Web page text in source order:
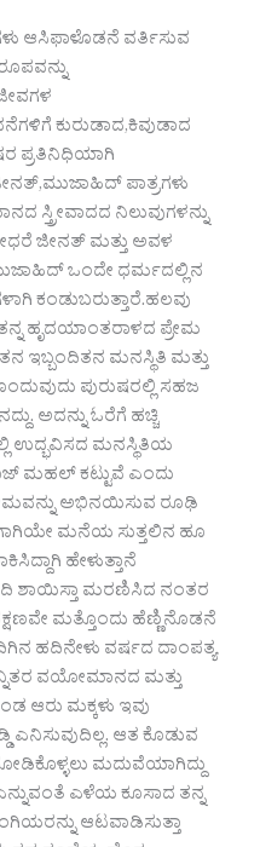
ಆಸಿಫಾಳೊಡನೆ ವರ್ತಿಸುವ
ಕುರುಡಾದ,ಕಿವುಡಾದ
ಪ್ರತಿನಿಧಿಯಾಗಿ
ಪಾತ್ರಗಳು
ಸ್ತ್ರೀವಾದದ ನಿಲುವುಗಳನ್ನು
ಜೀನತ್ ಮತ್ತು ಅವಳ
ಒಂದೇ ಧರ್ಮದಲ್ಲಿನ
ಕಂಡುಬರುತ್ತಾರೆ.ಹಲವು
ಹೃದಯಾಂತರಾಳದ ಪ್ರೇಮ
ಇಬ್ಬಂದಿತನ ಮನಸ್ಥಿತಿ ಮತ್ತು
ಪುರುಷರಲ್ಲಿ ಸಹಜ
ಅದನ್ನು ಓರೆಗೆ ಹಚ್ಚಿ
ಉದ್ಭವಿಸದ ಮನಸ್ಥಿತಿಯ
ಮಹಲ್ ಕಟ್ಟುವೆ ಎಂದು
ಅಭಿನಯಿಸುವ ರೂಢಿ
ಮನೆಯ ಸುತ್ತಲಿನ ಹೂ
ಹೇಳುತ್ತಾನೆ
ಶಾಯಿಸ್ತಾ ಮರಣಿಸಿದ ನಂತರ
ಮತ್ತೊಂದು ಹೆಣ್ಣಿನೊಡನೆ
ಹದಿನೇಳು ವರ್ಷದ ದಾಂಪತ್ಯ
ವಯೋಮಾನದ ಮತ್ತು
ಆರು ಮಕ್ಕಳು ಇವು
ಆತ ಕೊಡುವ
ನೋಡಿಕೊಳ್ಳಲು ಮದುವೆಯಾಗಿದ್ದು
ಎಳೆಯ ಕೂಸಾದ ತನ್ನ
ಆಟವಾಡಿಸುತ್ತಾ